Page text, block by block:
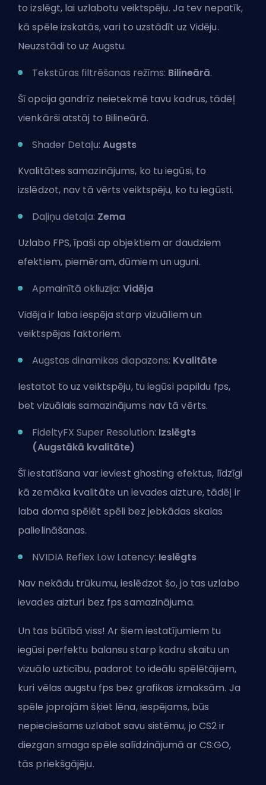
to izslēgt, lai uzlabotu veiktspēju. Ja tev nepatīk,
kā spēle izskatās, vari to uzstādīt uz Vidēju.
Neuzstādi to uz Augstu.
Tekstūras filtrēšanas režīms: Bilineārā.
Šī opcija gandrīz neietekmē tavu kadrus, tādēļ
vienkārši atstāj to Bilineārā.
Shader Detaļu: Augsts
Kvalitātes samazinājums, ko tu iegūsi, to
izslēdzot, nav tā vērts veiktspēju, ko tu iegūsti.
Daļiņu detaļa: Zema
Uzlabo FPS, īpaši ap objektiem ar daudziem
efektiem, piemēram, dūmiem un uguni.
Apmainītā okliuzija: Vidēja
Vidēja ir laba iespēja starp vizuāliem un
veiktspējas faktoriem.
Augstas dinamikas diapazons: Kvalitāte
Iestatot to uz veiktspēju, tu iegūsi papildu fps,
bet vizuālais samazinājums nav tā vērts.
FideltyFX Super Resolution: Izslēgts
(Augstākā kvalitāte)
Šī iestatīšana var ieviest ghosting efektus, līdzīgi
kā zemāka kvalitāte un ievades aizture, tādēļ ir
laba doma spēlēt spēli bez jebkādas skalas
palielināšanas.
NVIDIA Reflex Low Latency: Ieslēgts
Nav nekādu trūkumu, ieslēdzot šo, jo tas uzlabo
ievades aizturi bez fps samazinājuma.
Un tas būtībā viss! Ar šiem iestatījumiem tu
iegūsi perfektu balansu starp kadru skaitu un
vizuālo uzticību, padarot to ideālu spēlētājiem,
kuri vēlas augstu fps bez grafikas izmaksām. Ja
spēle joprojām šķiet lēna, iespējams, būs
nepieciešams uzlabot savu sistēmu, jo CS2 ir
diezgan smaga spēle salīdzinājumā ar CS:GO,
tās priekšgājēju.